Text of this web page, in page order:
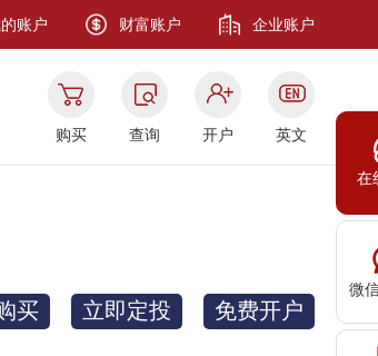
在
微
账户 财富账户 企业账户
购买 查询 开户 英文
买 立即定投 免费开户